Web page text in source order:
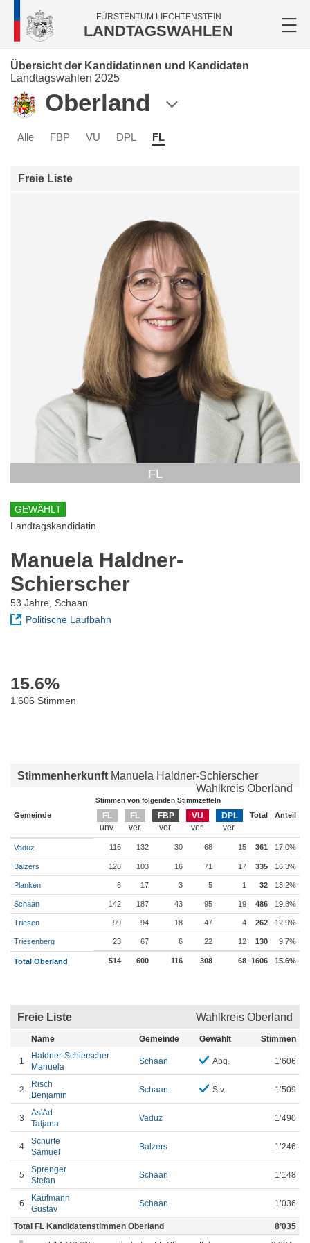
FÜRSTENTUM LIECHTENSTEIN
LANDTAGSWAHLEN
Übersicht der Kandidatinnen und Kandidaten
Landtagswahlen 2025
Oberland
Alle FBP VU DPL FL
Freie Liste
FL
GEWÄHLT
Landtagskandidatin
Manuela Haldner-
Schierscher
53 Jahre, Schaan
Politische Laufbahn
15.6%
1’606 Stimmen
Stimmenherkunft Manuela Haldner-Schierscher
Wahlkreis Oberland
Stimmen von folgenden Stimmzetteln
Gemeinde FL FL FBP VU DPL Total Anteil
Vaduz 116 132 30 68 15 361 17.0%
Balzers 128 103 16 71 17 335 16.3%
Planken 6 17 3 5 1 32 13.2%
Schaan 142 187 43 95 19 486 19.8%
Triesen 99 94 18 47 4 262 12.9%
Triesenberg 23 67 6 22 12 130 9.7%
Total Oberland 514 600 116 308 68 1606 15.6%
Freie Liste Wahlkreis Oberland
Name Gemeinde Gewählt Stimmen
1
Haldner-Schierscher
Manuela
Schaan Abg. 1’606
2
Risch
Benjamin
Schaan Stv. 1’509
3
As'Ad
Tatjana
Vaduz 1’490
4
Schurte
Samuel
Balzers 1’246
5
Sprenger
Stefan
Schaan 1’148
6
Kaufmann
Gustav
Schaan 1’036
Total FL Kandidatenstimmen Oberland
8’035